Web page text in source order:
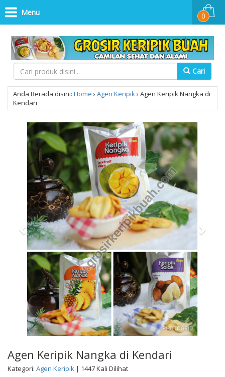
Cari
0
Menu
Anda Berada disini: Home › Agen Keripik› Agen Keripik Nangka di
Kendari
Agen Keripik Nangka di Kendari
Kategori: Agen Keripik | 1447 Kali Dilihat